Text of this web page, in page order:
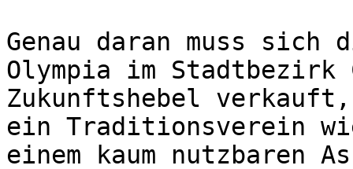
Genau daran muss sich
Olympia im
Zukunftshebel
ein Traditionsverein
einem kaum nutzbaren